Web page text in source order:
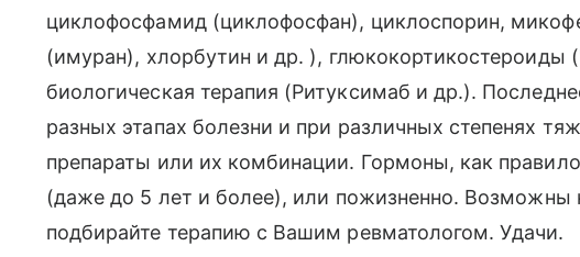
циклофосфамид (циклофосфан), циклоспорин,
(имуран), хлорбутин и др. ), глюкокортикостероиды
биологическая терапия (Ритуксимаб и др.).
разных этапах болезни и при различных степенях
препараты или их комбинации. Гормоны, как
(даже до 5 лет и более), или пожизненно. Возможны
подбирайте терапию с Вашим ревматологом. Удачи.